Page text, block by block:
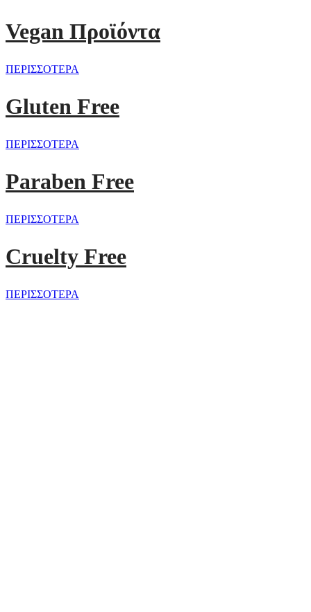
Vegan Προϊόντα
ΠΕΡΙΣΣΟΤΕΡΑ
Gluten Free
ΠΕΡΙΣΣΟΤΕΡΑ
Paraben Free
ΠΕΡΙΣΣΟΤΕΡΑ
Cruelty Free
ΠΕΡΙΣΣΟΤΕΡΑ